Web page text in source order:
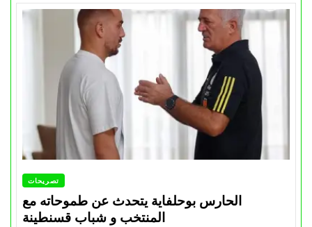
تصريحات
الحارس بوحلفاية يتحدث عن طموحاته مع
المنتخب و شباب قسنطينة